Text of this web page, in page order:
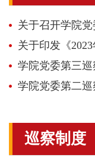
关于召开学院
学院党委第三
学院党委第二
巡察制度